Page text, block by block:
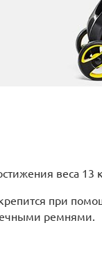
веса 13
при
ремнями.